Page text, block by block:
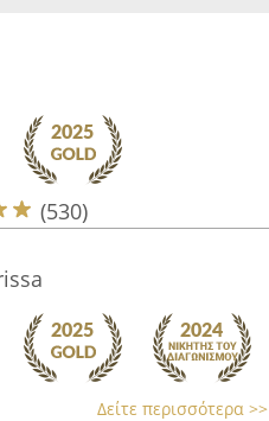
(530)
Δείτε περισσότερα >>